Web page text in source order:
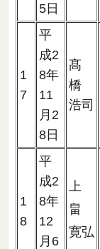
5日
1
7
平
成2
8年
11
月2
8日
髙
橋
浩司
1
8
平
成2
8年
12
月6
上
畠
寛弘